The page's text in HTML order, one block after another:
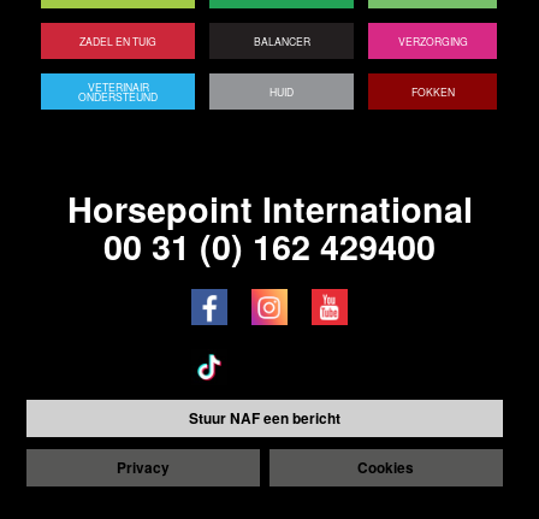
ZADEL EN TUIG BALANCER VERZORGING
VETERINAIR
ONDERSTEUND HUID FOKKEN
Horsepoint International
00 31 (0) 162 429400
Stuur NAF een bericht
Privacy Cookies